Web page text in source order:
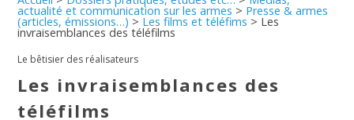
actualité et communication sur les armes > Presse & armes
(articles, émissions…) > Les films et téléfims > Les
invraisemblances des téléfilms
Le bêtisier des réalisateurs
Les invraisemblances des
téléfilms